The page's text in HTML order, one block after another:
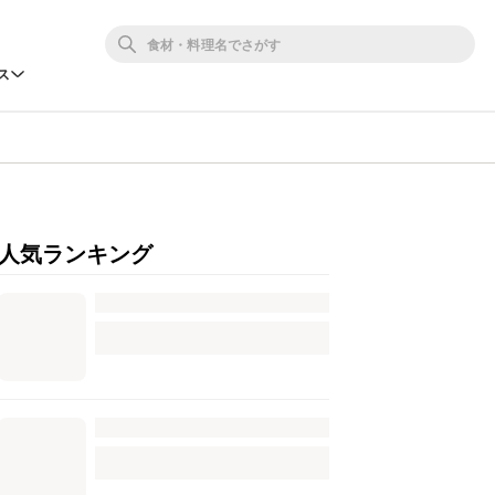
人気ランキング